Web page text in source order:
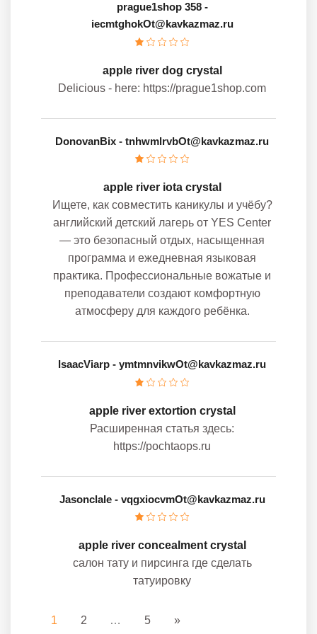
prague1shop 358 -
iecmtghokOt@kavkazmaz.ru
apple river dog crystal
Delicious - here: https://prague1shop.com
DonovanBix - tnhwmlrvbOt@kavkazmaz.ru
apple river iota crystal
Ищете, как совместить каникулы и учёбу?
английский детский лагерь от YES Center
— это безопасный отдых, насыщенная
программа и ежедневная языковая
практика. Профессиональные вожатые и
преподаватели создают комфортную
атмосферу для каждого ребёнка.
IsaacViarp - ymtmnvikwOt@kavkazmaz.ru
apple river extortion crystal
Расширенная статья здесь:
https://pochtaops.ru
Jasonclale - vqgxiocvmOt@kavkazmaz.ru
apple river concealment crystal
салон тату и пирсинга где сделать
татуировку
1 2 … 5 »